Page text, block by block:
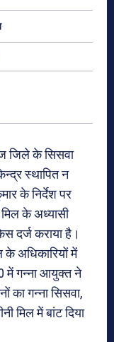
जिले के सिसवा
स्थापित न
के निर्देश पर
मिल के अध्यासी
दर्ज कराया है।
के अधिकारियों में
में गन्ना आयुक्त ने
का गन्ना सिसवा,
मिल में बांट दिया